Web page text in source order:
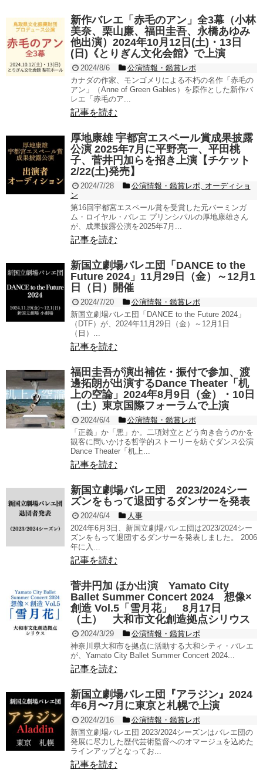
新作バレエ「赤毛のアン」全3幕（小林
美奈、栗山廉、福田圭吾、永橋あゆみ
他出演）2024年10月12日(土)・13日
(日)《とりぎん文化会館》で上演
2024/8/6
公演情報・鑑賞レポ
カナダの作家、モンゴメリによる不朽の名作「赤毛の
アン」（Anne of Green Gables）を原作とした新作バ
レエ「赤毛のア...
記事を読む
厚地康雄 宇都宮エスペール賞成果披露
公演 2025年7月に平野亮一、平田桃
子、菅井円加らを招き上演【チケット
2/22(土)発売】
2024/7/28 公演情報・鑑賞レポ
オーディショ
ン
第16回宇都宮エスペール賞を受賞した元バーミンガ
ム・ロイヤル・バレエ プリンシパルの厚地康雄さん
が、成果披露公演を2025年7月...
記事を読む
新国立劇場バレエ団「DANCE to the
Future 2024」11月29日（金）～12月1
日（日）開催
2024/7/20
公演情報・鑑賞レポ
新国立劇場バレエ団「DANCE to the Future 2024」
（DTF）が、2024年11月29日（金）～12月1日
（日）...
記事を読む
福田圭吾が演出補佐・振付で参加、渡
邊拓朗が出演するDance Theater「机
上の空論」2024年8月9日（金）・10日
（土）東京国際フォーラムで上演
2024/6/4
公演情報・鑑賞レポ
「正義」か「悪」か。二項対立とどう向き合うのかを
観客に問いかける哲学的ストーリーを紡ぐダンス公演
Dance Theater「机上...
記事を読む
新国立劇場バレエ団 2023/2024シー
ズンをもって退団するダンサーを発表
2024/6/4
人事
2024年6月3日、新国立劇場バレエ団は2023/2024シー
ズンをもって退団するダンサーを発表しました。 2006
年に入...
記事を読む
菅井円加 ほか出演 Yamato City
Ballet Summer Concert 2024 想像×
創造 Vol.5「雪月花」 8月17日
（土） 大和市文化創造拠点シリウス
2024/3/29
公演情報・鑑賞レポ
神奈川県大和市を拠点に活動する大和シティ・バレエ
が、Yamato City Ballet Summer Concert 2024...
記事を読む
新国立劇場バレエ団『アラジン』2024
年6月〜7月に東京と札幌で上演
2024/2/16
公演情報・鑑賞レポ
新国立劇場バレエ団 2023/2024シーズンはバレエ団の
発展に尽力した歴代芸術監督へのオマージュを込めた
ラインアップとなってお...
記事を読む